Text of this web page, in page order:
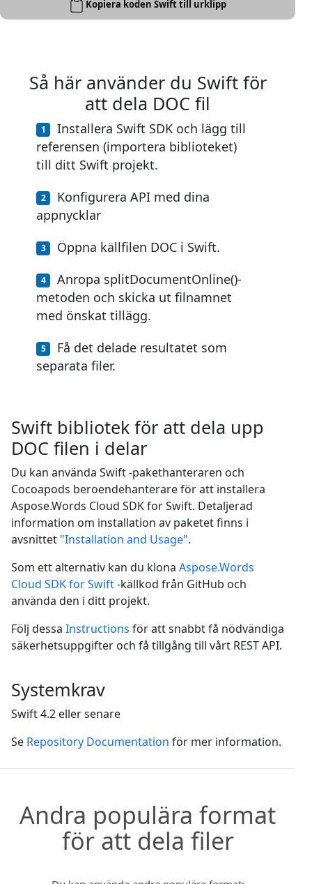
Kopiera koden Swift till urklipp
Så här använder du Swift för
att dela DOC fil
Installera Swift SDK och lägg till
referensen (importera biblioteket)
till ditt Swift projekt.
Konfigurera API med dina
appnycklar
Öppna källfilen DOC i Swift.
Anropa splitDocumentOnline()-
metoden och skicka ut filnamnet
med önskat tillägg.
Få det delade resultatet som
separata filer.
Swift bibliotek för att dela upp
DOC filen i delar
Du kan använda Swift -pakethanteraren och
Cocoapods beroendehanterare för att installera
Aspose.Words Cloud SDK for Swift. Detaljerad
information om installation av paketet finns i
avsnittet "Installation and Usage".
Som ett alternativ kan du klona Aspose.Words
Cloud SDK for Swift-källkod från GitHub och
använda den i ditt projekt.
Följ dessa Instructions för att snabbt få nödvändiga
säkerhetsuppgifter och få tillgång till vårt REST API.
Systemkrav
Swift 4.2 eller senare
Se Repository Documentation för mer information.
Andra populära format
för att dela filer